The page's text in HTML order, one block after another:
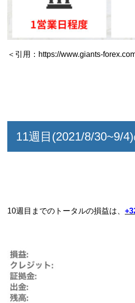
＜引用：https://www.giants-
11週目(2021/8/30~9/
10週目までのトータルの損益は、